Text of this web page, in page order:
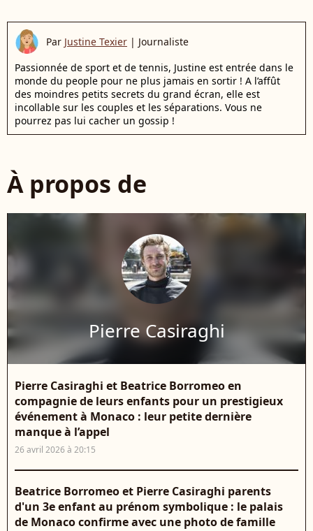
Par Justine Texier | Journaliste
Passionnée de sport et de tennis, Justine est entrée dans le
monde du people pour ne plus jamais en sortir ! A l’affût
des moindres petits secrets du grand écran, elle est
incollable sur les couples et les séparations. Vous ne
pourrez pas lui cacher un gossip !
À propos de
Pierre Casiraghi
Pierre Casiraghi et Beatrice Borromeo en
compagnie de leurs enfants pour un prestigieux
événement à Monaco : leur petite dernière
manque à l’appel
26 avril 2026 à 20:15
Beatrice Borromeo et Pierre Casiraghi parents
d'un 3e enfant au prénom symbolique : le palais
de Monaco confirme avec une photo de famille